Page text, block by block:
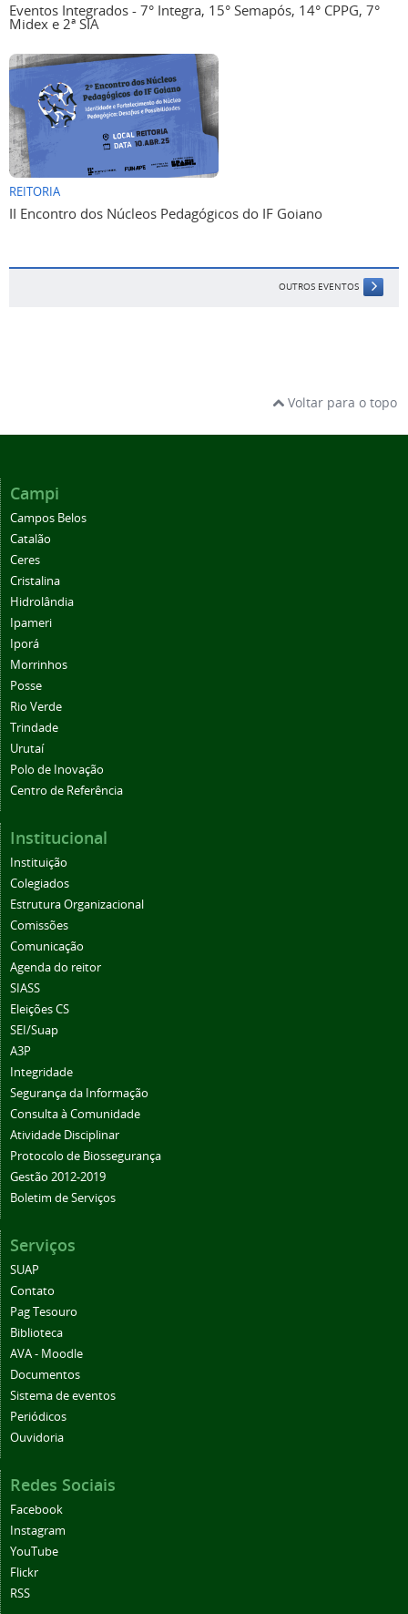
Eventos Integrados - 7° Integra, 15° Semapós, 14° CPPG, 7°
Midex e 2ª SIA
REITORIA
II Encontro dos Núcleos Pedagógicos do IF Goiano
OUTROS EVENTOS
Voltar para o topo
Campi
Campos Belos
Catalão
Ceres
Cristalina
Hidrolândia
Ipameri
Iporá
Morrinhos
Posse
Rio Verde
Trindade
Urutaí
Polo de Inovação
Centro de Referência
Institucional
Instituição
Colegiados
Estrutura Organizacional
Comissões
Comunicação
Agenda do reitor
SIASS
Eleições CS
SEI/Suap
A3P
Integridade
Segurança da Informação
Consulta à Comunidade
Atividade Disciplinar
Protocolo de Biossegurança
Gestão 2012-2019
Boletim de Serviços
Serviços
SUAP
Contato
Pag Tesouro
Biblioteca
AVA - Moodle
Documentos
Sistema de eventos
Periódicos
Ouvidoria
Redes Sociais
Facebook
Instagram
YouTube
Flickr
RSS